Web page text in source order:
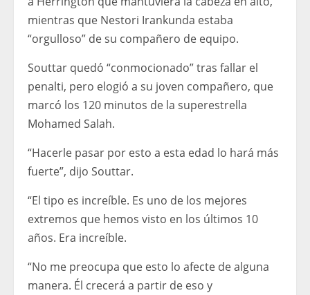
mientras que Nestori Irankunda estaba
“orgulloso” de su compañero de equipo.
Souttar quedó “conmocionado” tras fallar el
penalti, pero elogió a su joven compañero, que
marcó los 120 minutos de la superestrella
Mohamed Salah.
“Hacerle pasar por esto a esta edad lo hará más
fuerte”, dijo Souttar.
“El tipo es increíble. Es uno de los mejores
extremos que hemos visto en los últimos 10
años. Era increíble.
“No me preocupa que esto lo afecte de alguna
manera. Él crecerá a partir de eso y